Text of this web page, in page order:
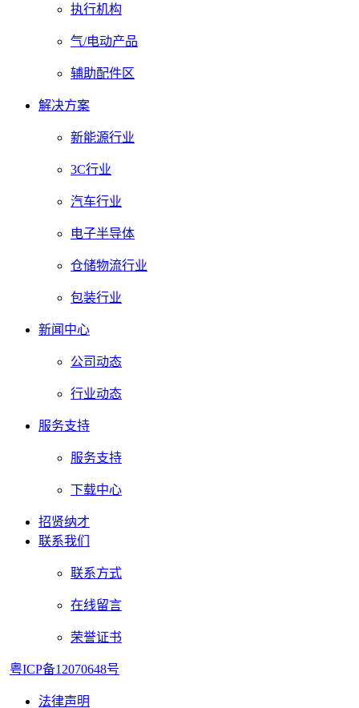
执行机构
气/电动产品
辅助配件区
解决方案
新能源行业
3C行业
汽车行业
电子半导体
仓储物流行业
包装行业
新闻中心
公司动态
行业动态
服务支持
服务支持
下载中心
招贤纳才
联系我们
联系方式
在线留言
荣誉证书
粤ICP备12070648号
法律声明